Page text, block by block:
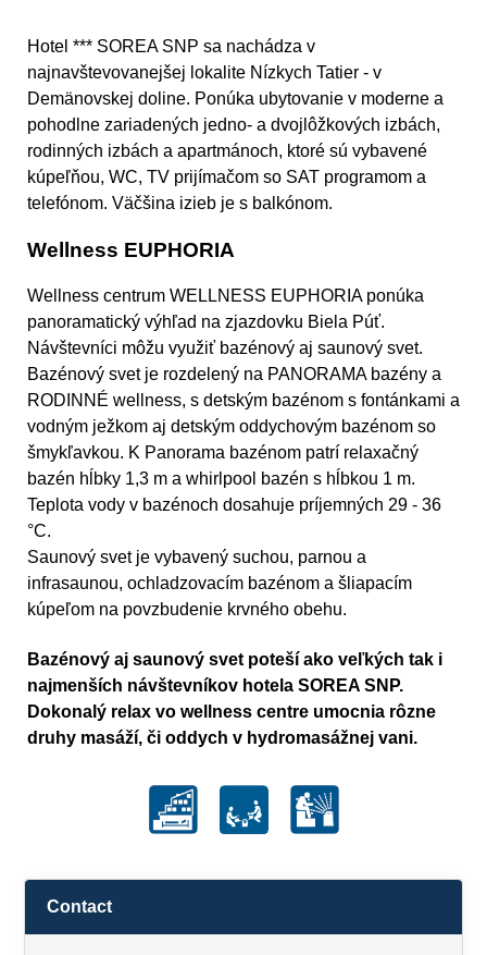
Hotel *** SOREA SNP sa nachádza v
najnavštevovanejšej lokalite Nízkych Tatier - v
Demänovskej doline. Ponúka ubytovanie v moderne a
pohodlne zariadených jedno- a dvojlôžkových izbách,
rodinných izbách a apartmánoch, ktoré sú vybavené
kúpeľňou, WC, TV prijímačom so SAT programom a
telefónom. Väčšina izieb je s balkónom.
Wellness EUPHORIA
Wellness centrum WELLNESS EUPHORIA ponúka
panoramatický výhľad na zjazdovku Biela Púť.
Návštevníci môžu využiť bazénový aj saunový svet.
Bazénový svet je rozdelený na PANORAMA bazény a
RODINNÉ wellness, s detským bazénom s fontánkami a
vodným ježkom aj detským oddychovým bazénom so
šmykľavkou. K Panorama bazénom patrí relaxačný
bazén hĺbky 1,3 m a whirlpool bazén s hĺbkou 1 m.
Teplota vody v bazénoch dosahuje príjemných 29 - 36
°C.
Saunový svet je vybavený suchou, parnou a
infrasaunou, ochladzovacím bazénom a šliapacím
kúpeľom na povzbudenie krvného obehu.
Bazénový aj saunový svet poteší ako veľkých tak i
najmenších návštevníkov hotela SOREA SNP.
Dokonalý relax vo wellness centre umocnia rôzne
druhy masáží, či oddych v hydromasážnej vani.
Contact